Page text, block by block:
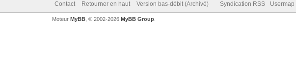
Contact Retourner en haut Version bas-débit (Archivé) Syndication RSS Usermap
Moteur MyBB, © 2002-2026 MyBB Group.